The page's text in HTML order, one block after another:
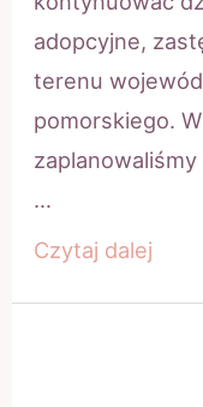
adopcyjne,
terenu
pomorskiego.
…
Wspieranie
Czytaj dalej